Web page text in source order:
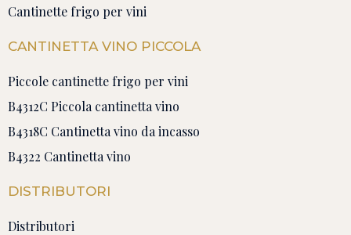
Cantinette frigo per vini
CANTINETTA VINO PICCOLA
Piccole cantinette frigo per vini
B4312C Piccola cantinetta vino
B4318C Cantinetta vino da incasso
B4322 Cantinetta vino
DISTRIBUTORI
Distributori